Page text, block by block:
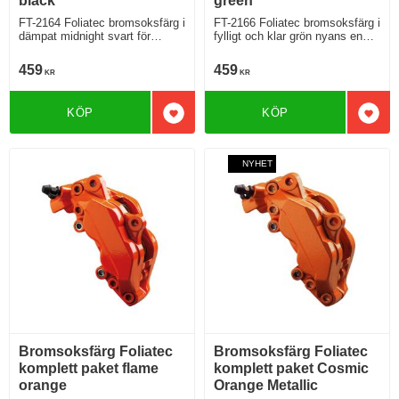
FT-2164 Foliatec bromsoksfärg i
dämpat midnight svart för
459 KR
Lägg till i favoriter
KÖP
FT-2166 Foliatec bromsoksfärg i
fylligt och klar grön nyans en
459 KR
KÖP
Bromsoksfärg Foliatec
komplett paket flame
orange
Bromsoksfärg Foliatec
komplett paket Cosmic
Orange Metallic
NYHET